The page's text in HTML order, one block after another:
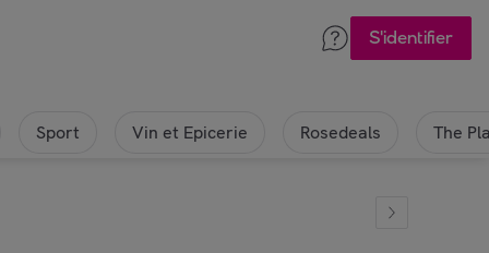
S'identifier
Sport Vin et Epicerie Rosedeals The